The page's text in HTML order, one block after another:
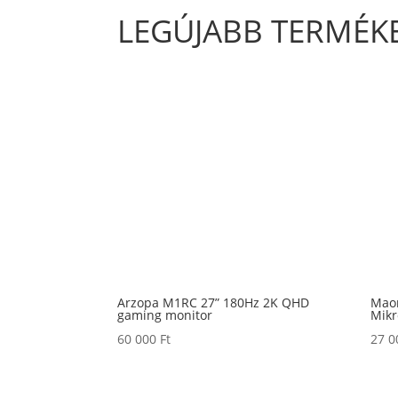
LEGÚJABB
Arzopa M1RC 27” 180Hz 2K QHD
gaming monitor
60 000 Ft
27